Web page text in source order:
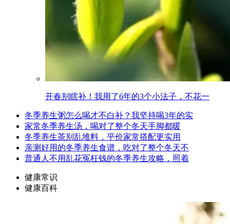
开春别瞎补！我用了6年的3个小法子，不花一
冬季养生粥怎么喝才不白补？我坚持喝3年的实
家常冬季养生汤，喝对了整个冬天手脚都暖
冬季养生茶别乱堆料，平价家常搭配更实用
亲测好用的冬季养生食谱，吃对了整个冬天不
普通人不用乱花冤枉钱的冬季养生攻略，照着
健康常识
健康百科